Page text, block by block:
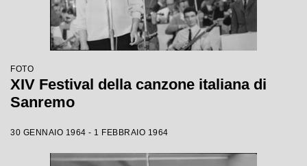
FOTO
XIV Festival della canzone italiana di
Sanremo
30 GENNAIO 1964 - 1 FEBBRAIO 1964